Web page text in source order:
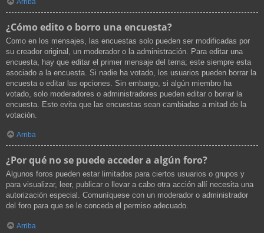
¿Cómo edito o borro una encuesta?
Como en los mensajes, las encuestas solo pueden ser modificadas por
su creador original, un moderador o la administración. Para editar una
encuesta, hay que editar el primer mensaje del tema; este siempre esta
asociado a la encuesta. Si nadie ha votado, los usuarios pueden borrar la
encuesta o editar las opciones. Sin embargo, si algún miembro ha
votado, solo moderadores o administradores pueden editar o borrar la
encuesta. Esto evita que las encuestas sean cambiadas a mitad de la
votación.
Arriba
¿Por qué no se puede acceder a algún foro?
Algunos foros pueden estar limitados para ciertos usuarios o grupos y
para visualizar, leer, publicar o llevar a cabo otra acción allí necesita una
autorización especial. Comuníquese con un moderador o administrador
del foro para que se le conceda el permiso adecuado.
Arriba